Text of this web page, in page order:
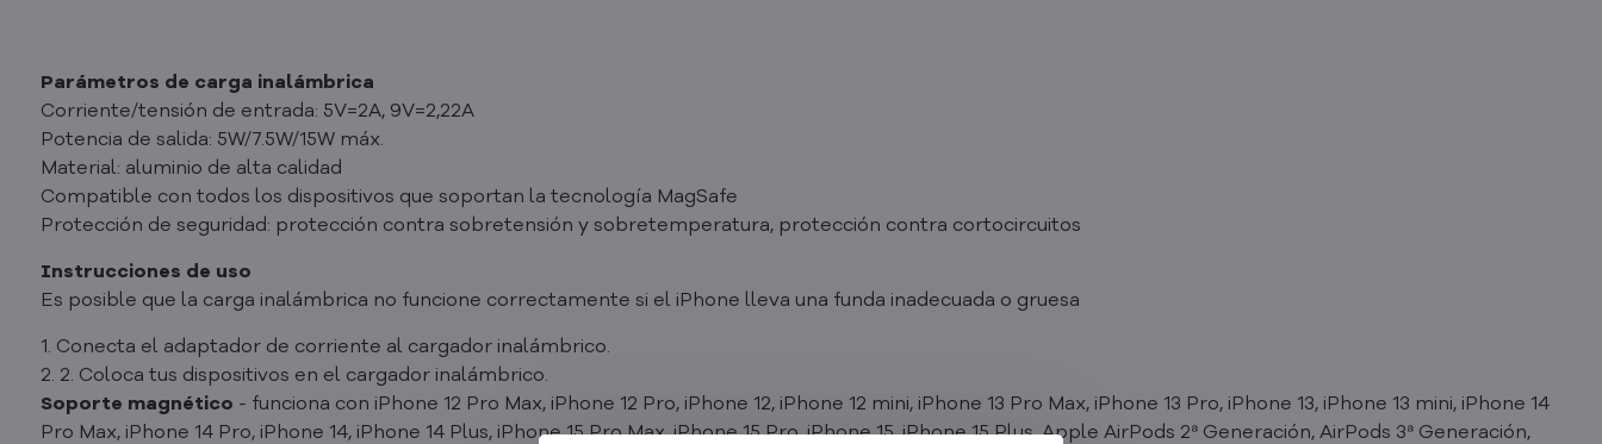
Parámetros de carga inalámbrica
Corriente/tensión de entrada: 5V=2A, 9V=2,22A
Potencia de salida: 5W/7.5W/15W máx.
Material: aluminio de alta calidad
Compatible con todos los dispositivos que soportan la tecnología MagSafe
Protección de seguridad: protección contra sobretensión y sobretemperatura, protección contra cortocircuitos
Instrucciones de uso
Es posible que la carga inalámbrica no funcione correctamente si el iPhone lleva una funda inadecuada o gruesa
1. Conecta el adaptador de corriente al cargador inalámbrico.
2. 2. Coloca tus dispositivos en el cargador inalámbrico.
Soporte magnético - funciona con iPhone 12 Pro Max, iPhone 12 Pro, iPhone 12, iPhone 12 mini, iPhone 13 Pro Max, iPhone 13 Pro, iPhone 13, iPhone 13 mini, iPhone 14
Pro Max, iPhone 14 Pro, iPhone 14, iPhone 14 Plus, iPhone 15 Pro Max, iPhone 15 Pro, iPhone 15, iPhone 15 Plus, Apple AirPods 2ª Generación, AirPods 3ª Generación,